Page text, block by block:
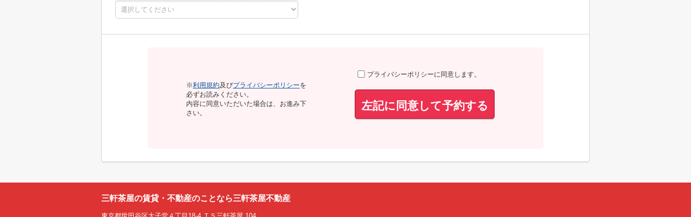
※利用規約及びプライバシーポリシーを
必ずお読みください。
内容に同意いただいた場合は、お進み下
さい。
プライバシーポリシーに同意します。
左記に同意して予約する
三軒茶屋の賃貸・不動産のことなら三軒茶屋不動産
東京都世田谷区太子堂４丁目18-4 ＴＳ三軒茶屋 104